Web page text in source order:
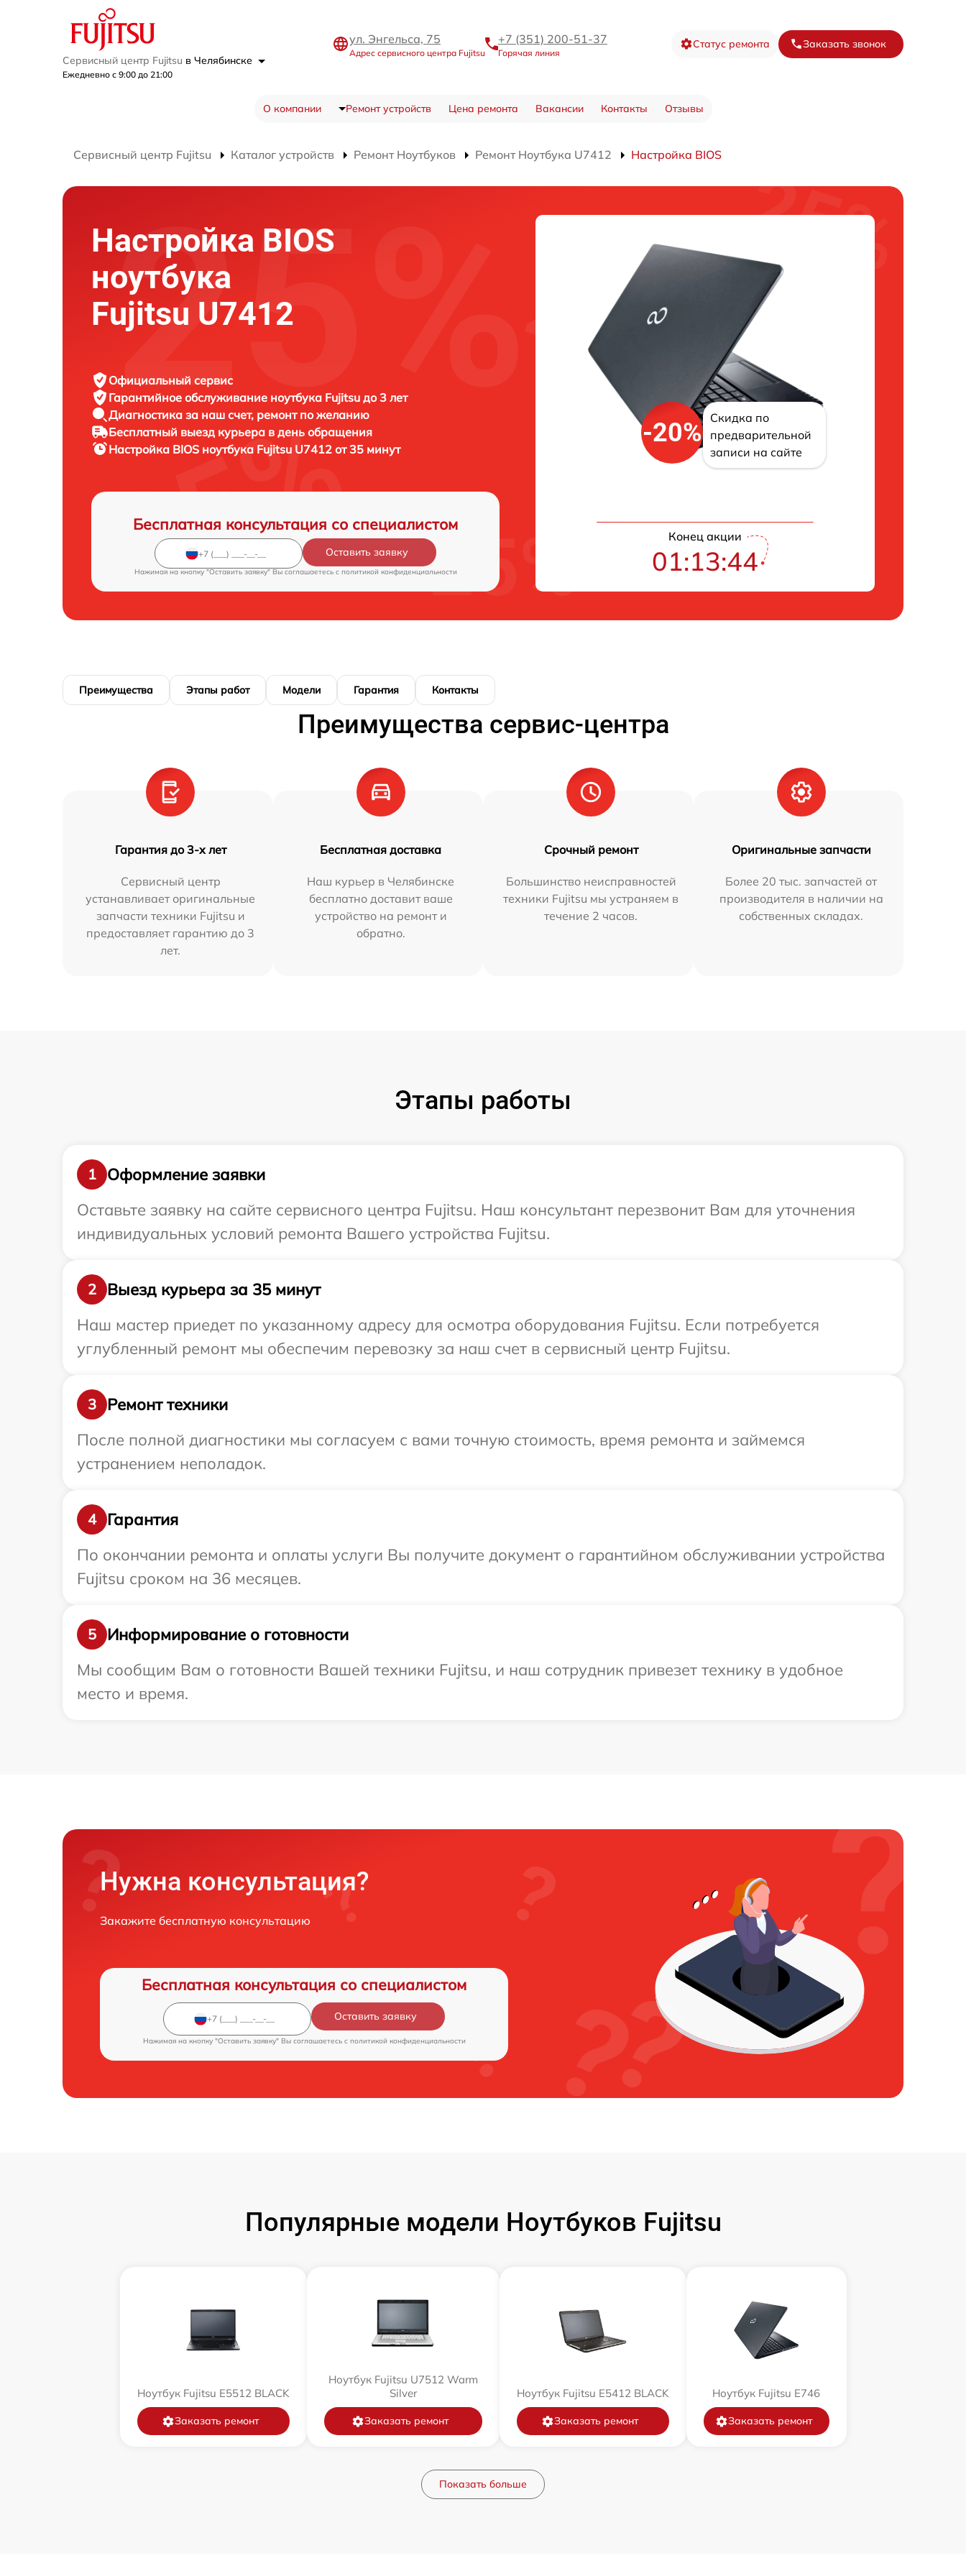
Сервисный центр Fujitsu в Челябинске
Ежедневно с 9:00 до 21:00
ул. Энгельса, 75
Адрес сервисного центра Fujitsu
+7 (351) 200-51-37
Горячая линия
Статус ремонта Заказать звонок
О компании Ремонт устройств Цена ремонта Вакансии Контакты Отзывы
Сервисный центр Fujitsu Каталог устройств Ремонт Ноутбуков Ремонт Ноутбука U7412 Настройка BIOS
Настройка BIOS
ноутбука
Fujitsu U7412
Официальный сервис
Гарантийное обслуживание ноутбука Fujitsu до 3 лет
Диагностика за наш счет, ремонт по желанию
Бесплатный выезд курьера в день обращения
Настройка BIOS ноутбука Fujitsu U7412 от 35 минут
Бесплатная консультация со специалистом
Оставить заявку
Нажимая на кнопку "Оставить заявку" Вы соглашаетесь c политикой конфиденциальности
-20%
Скидка по
предварительной
записи на сайте
Конец акции
01:13:43
Преимущества Этапы работ Модели Гарантия Контакты
Преимущества сервис-центра
Гарантия до 3-х лет
Сервисный центр
устанавливает оригинальные
запчасти техники Fujitsu и
предоставляет гарантию до 3
лет.
Бесплатная доставка
Наш курьер в Челябинске
бесплатно доставит ваше
устройство на ремонт и
обратно.
Срочный ремонт
Большинство неисправностей
техники Fujitsu мы устраняем в
течение 2 часов.
Оригинальные запчасти
Более 20 тыс. запчастей от
производителя в наличии на
собственных складах.
Этапы работы
1
Оформление заявки
Оставьте заявку на сайте сервисного центра Fujitsu. Наш консультант перезвонит Вам для уточнения
индивидуальных условий ремонта Вашего устройства Fujitsu.
2
Выезд курьера за 35 минут
Наш мастер приедет по указанному адресу для осмотра оборудования Fujitsu. Если потребуется
углубленный ремонт мы обеспечим перевозку за наш счет в сервисный центр Fujitsu.
3
Ремонт техники
После полной диагностики мы согласуем с вами точную стоимость, время ремонта и займемся
устранением неполадок.
4
Гарантия
По окончании ремонта и оплаты услуги Вы получите документ о гарантийном обслуживании устройства
Fujitsu сроком на 36 месяцев.
5
Информирование о готовности
Мы сообщим Вам о готовности Вашей техники Fujitsu, и наш сотрудник привезет технику в удобное
место и время.
Нужна консультация?
Закажите бесплатную консультацию
Бесплатная консультация со специалистом
Оставить заявку
Нажимая на кнопку "Оставить заявку" Вы соглашаетесь c политикой конфиденциальности
Популярные модели Ноутбуков Fujitsu
Ноутбук Fujitsu E5512 BLACK
Заказать ремонт
Ноутбук Fujitsu U7512 Warm
Silver
Заказать ремонт
Ноутбук Fujitsu E5412 BLACK
Заказать ремонт
Ноутбук Fujitsu E746
Заказать ремонт
Показать больше